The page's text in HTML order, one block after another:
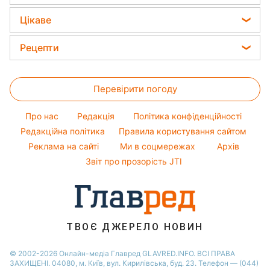
Новини Рівного
Новини Запоріжжя
Новини Житомира
Новини Одеси
Прання
Грошова допомога
Модні помилки
Новини моди
Поради від Андре Тана
Фарбування волосся
Філіп Кіркоров
Олена Зеленська
Ані Лорак
Кейт Міддлтон
Максим Галкін
Настя Каменських
Віталій Козловський
Софія Ротару
Ольга Сумська
Цікаве
Головоломки
Тести по картинці
Народні прикмети
Усе про шоу-бізнес
Рецепти
Прості страви
Легкі десерти
Напої
Святкове меню
Перевірити погоду
Про нас Редакція
Політика конфіденційності
Редакційна політика
Правила користування сайтом
Реклама на сайті
Ми в соцмережах
Архів
Звіт про прозорість JTI
ТВОЄ ДЖЕРЕЛО НОВИН
© 2002-2026 Онлайн-медіа Главред GLAVRED.INFO. ВСІ ПРАВА
ЗАХИЩЕНІ. 04080, м. Київ, вул. Кирилівська, буд. 23. Телефон — (044)